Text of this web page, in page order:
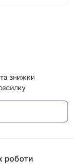
знижки
роботи